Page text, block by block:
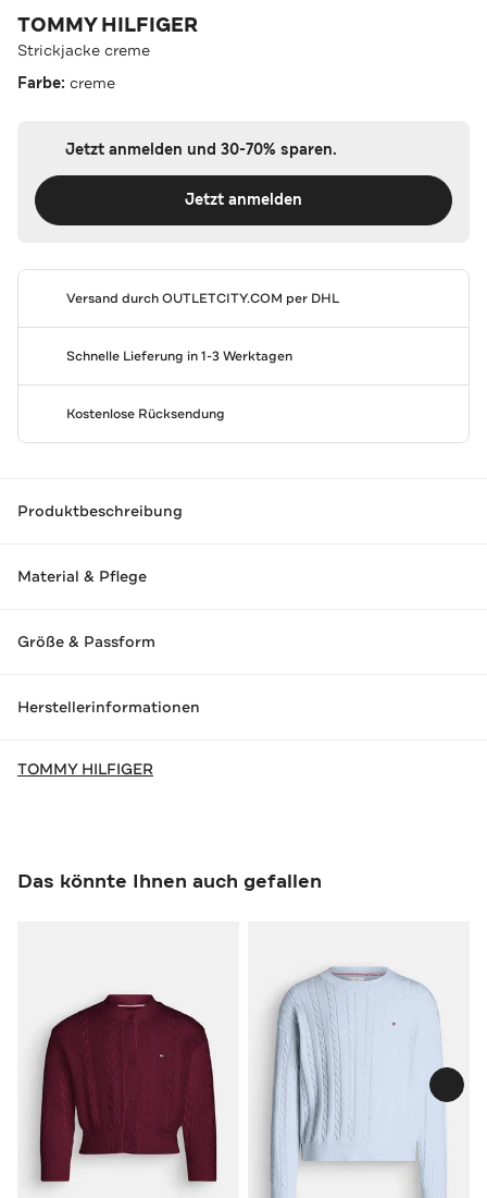
TOMMY HILFIGER
Strickjacke creme
Farbe: creme
Jetzt anmelden und 30-70% sparen.
Jetzt anmelden
Versand durchOUTLETCITY.COM per DHL
Schnelle Lieferung in 1-3 Werktagen
Kostenlose Rücksendung
Produktbeschreibung
Material & Pflege
Größe & Passform
Herstellerinformationen
TOMMY HILFIGER
Das könnte Ihnen auch gefallen